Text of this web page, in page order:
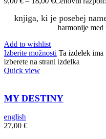
knjiga, ki je posebej
harmonije
Add to wishlist
Izberite možnosti Ta izdelek
izberete na strani izdelka
Quick view
MY DESTINY
english
27,00 €